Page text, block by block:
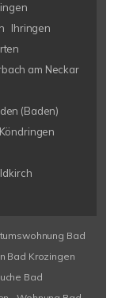
Ihringen
am Neckar
(Baden)
Bad
Bad Krozingen
Bad